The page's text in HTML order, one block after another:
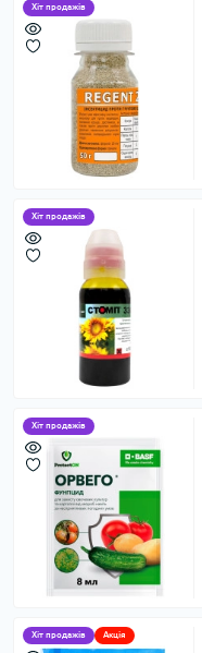
Хіт продажів
Хіт продажів
Хіт продажів
Хіт продажів Акція